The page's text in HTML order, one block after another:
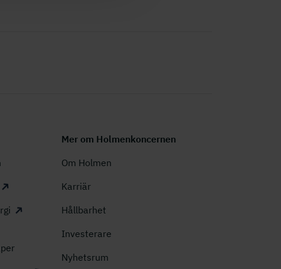
Mer om Holmenkoncernen
Om Holmen
Karriär
Hållbarhet
Investerare
Nyhetsrum